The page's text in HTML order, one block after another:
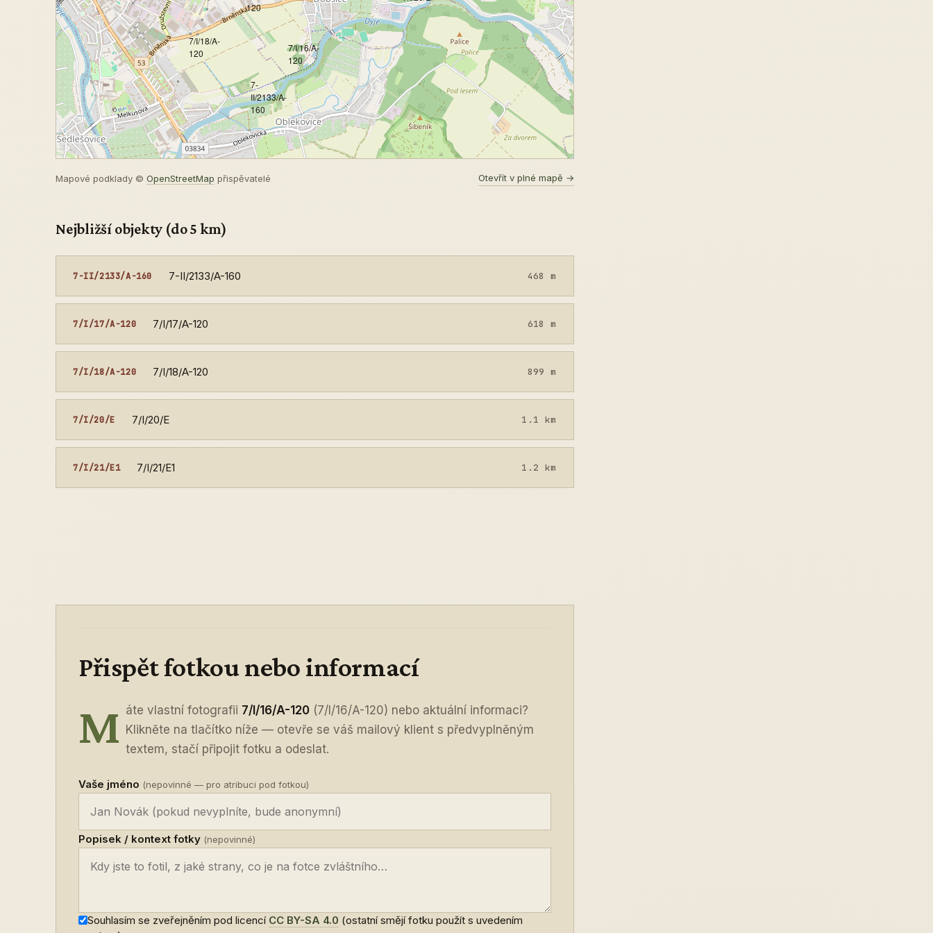
7/I/16/A-
120
7-
II/2133/A-
160
120
7/I/18/A-
120
Mapové podklady © OpenStreetMap přispěvatelé Otevřít v plné mapě →
Nejbližší objekty (do 5 km)
7-II/2133/A-160 7-II/2133/A-160 468 m
7/I/17/A-120 7/I/17/A-120 618 m
7/I/18/A-120 7/I/18/A-120 899 m
7/I/20/E 7/I/20/E 1.1 km
7/I/21/E1 7/I/21/E1 1.2 km
Přispět fotkou nebo informací
M áte vlastní fotografii 7/I/16/A-120 (7/I/16/A-120) nebo aktuální informaci?
Klikněte na tlačítko níže — otevře se váš mailový klient s předvyplněným
textem, stačí připojit fotku a odeslat.
Vaše jméno (nepovinné — pro atribuci pod fotkou)
Popisek / kontext fotky (nepovinné)
Souhlasím se zveřejněním pod licencí CC BY-SA 4.0 (ostatní smějí fotku použít s uvedením